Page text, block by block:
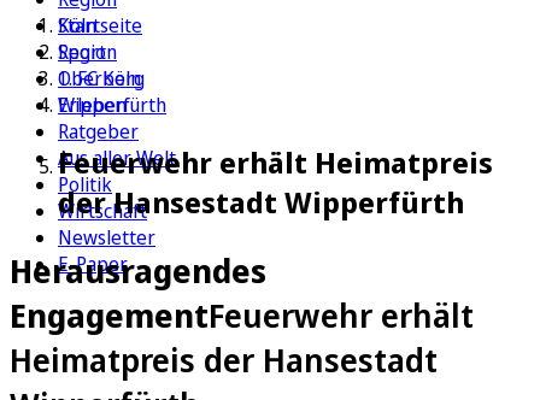
Köln
Sport
1. FC Köln
Erleben
Ratgeber
Aus aller Welt
Politik
Wirtschaft
Newsletter
E-Paper
Startseite
Region
Oberberg
Wipperfürth
Feuerwehr erhält Heimatpreis
der Hansestadt Wipperfürth
Herausragendes
EngagementFeuerwehr erhält
Heimatpreis der Hansestadt